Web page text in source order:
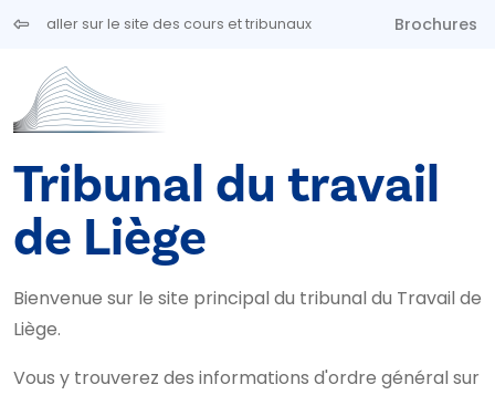
Aller au contenu principal
aller sur le site des cours et tribunaux Brochures
Tribunal du travail
de Liège
Bienvenue sur le site principal du tribunal du Travail de
Liège.
Vous y trouverez des informations d'ordre général sur